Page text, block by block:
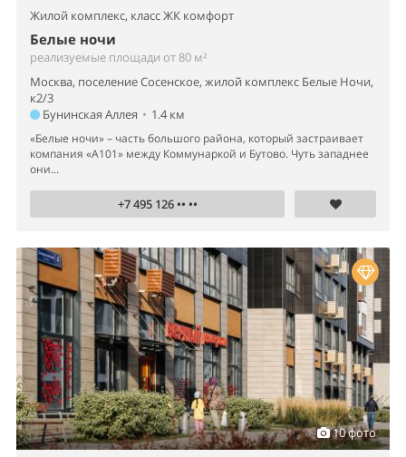
Жилой комплекс, класс ЖК комфорт
Белые ночи
реализуемые площади от 80 м²
Москва, поселение Сосенское, жилой комплекс Белые Ночи,
к2/3
Бунинская Аллея • 1.4 км
«Белые ночи» – часть большого района, который застраивает
компания «А101» между Коммунаркой и Бутово. Чуть западнее
они...
+7 495 126 •• ••
10 фото